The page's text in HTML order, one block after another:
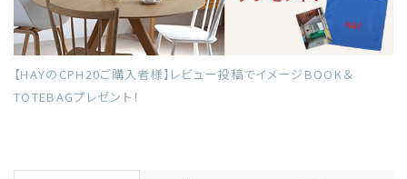
【HAYのCPH20ご購入者様】レビュー投稿でイメージBOOK＆
TOTEBAGプレゼント！